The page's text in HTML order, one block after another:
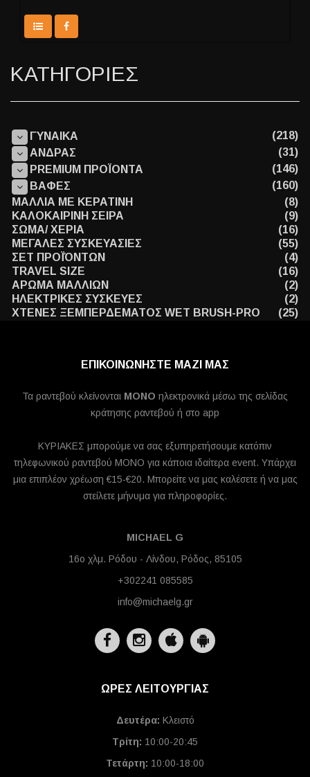
ΚΑΤΗΓΟΡΙΕΣ
ΓΥΝΑΙΚΑ
(218)
ΑΝΔΡΑΣ
(31)
PREMIUM ΠΡΟΪΟΝΤΑ
(146)
ΒΑΦΕΣ
(160)
ΜΑΛΛΙΑ ΜΕ ΚΕΡΑΤΙΝΗ
(8)
ΚΑΛΟΚΑΙΡΙΝΗ ΣΕΙΡΑ
(9)
ΣΩΜΑ/ ΧΕΡΙΑ
(16)
ΜΕΓΑΛΕΣ ΣΥΣΚΕΥΑΣΙΕΣ
(55)
ΣΕΤ ΠΡΟΪΌΝΤΩΝ
(4)
TRAVEL SIZE
(16)
ΑΡΩΜΑ ΜΑΛΛΙΩΝ
(2)
ΗΛΕΚΤΡΙΚΕΣ ΣΥΣΚΕΥΕΣ
(2)
ΧΤΕΝΕΣ ΞΕΜΠΕΡΔΕΜΑΤΟΣ WET BRUSH-PRO
(25)
ΕΠΙΚΟΙΝΩΝΗΣΤΕ ΜΑΖΙ ΜΑΣ
Τα ραντεβού κλείνονται MONO ηλεκτρονικά μέσω της σελίδας
κράτησης ραντεβού ή στο app
ΚΥΡΙΑΚΕΣ μπορούμε να σας εξυπηρετήσουμε κατόπιν
τηλεφωνικού ραντεβού ΜΟΝΟ για κάποια ιδαίτερα event. Υπάρχει
μια επιπλέον χρέωση €15-€20. Μπορείτε να μας καλέσετε ή να μας
στείλετε μήνυμα για πληροφορίες.
MICHAEL G
16ο χλμ. Ρόδου - Λίνδου, Ρόδος, 85105
+302241 085585
info@michaelg.gr
ΩΡΕΣ ΛΕΙΤΟΥΡΓΙΑΣ
Δευτέρα: Κλειστό
Τρίτη: 10:00-20:45
Τετάρτη: 10:00-18:00